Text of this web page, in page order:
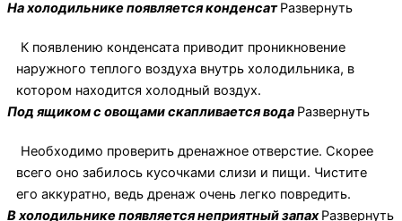
На холодильнике появляется конденсатРазвернуть
К появлению конденсата приводит проникновение
наружного теплого воздуха внутрь холодильника, в
котором находится холодный воздух.
Под ящиком с овощами скапливается вода Развернуть
Необходимо проверить дренажное отверстие. Скорее
всего оно забилось кусочками слизи и пищи. Чистите
его аккуратно, ведь дренаж очень легко повредить.
В холодильнике появляется неприятный запахРазвернуть